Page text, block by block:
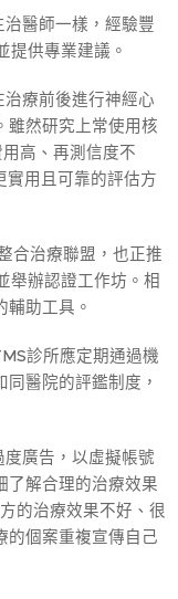
醫師一樣，經驗豐
提供專業建議。
療前後進行神經心
雖然研究上常使用核
高、再測信度不
實用且可靠的評估方
合治療聯盟，也正推
舉辦認證工作坊。相
助工具。
診所應定期通過機
醫院的評鑑制度，
廣告，以虛擬帳號
了解合理的治療效果
的治療效果不好、很
的個案重複宣傳自己